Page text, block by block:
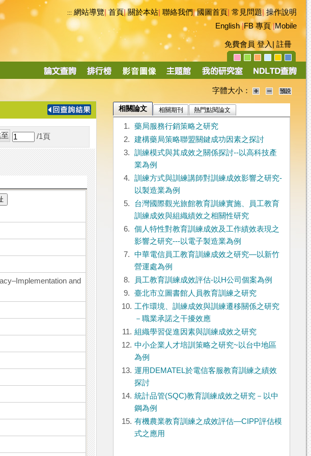
::: 網站導覽|首頁|關於本站 聯絡我們|國圖首頁 常見問題|操作說明
English|FB 專頁|Mobile
免費會員 登入 註冊
導
字體大小：
/1 頁
and
相關論文 相關期刊 熱門點閱論文
1.
藥局服務行銷策略之研究
2.
建構藥局策略聯盟關鍵成功因素之探討
3.
訓練模式與其成效之關係探討--以高科技產
業為例
4.
訓練方式與訓練講師對訓練成效影響之研究-
以製造業為例
5.
台灣國際觀光旅館教育訓練實施、員工教育
訓練成效與組織績效之相關性研究
6.
個人特性對教育訓練成效及工作績效表現之
影響之研究---以電子製造業為例
7.
中華電信員工教育訓練成效之研究—以新竹
營運處為例
8.
員工教育訓練成效評估-以H公司個案為例
9.
臺北市立圖書館人員教育訓練之研究
10. 工作環境、訓練成效與訓練遷移關係之研究
－職業承諾之干擾效應
11. 組織學習促進因素與訓練成效之研究
12. 中小企業人才培訓策略之研究~以台中地區
為例
13. 運用DEMATEL於電信客服教育訓練之績效
探討
14. 統計品管(SQC)教育訓練成效之研究－以中
鋼為例
15. 有機農業教育訓練之成效評估―CIPP評估模
式之應用